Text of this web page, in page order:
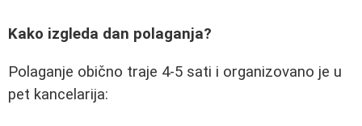
Kako izgleda dan polaganja?
Polaganje obično traje 4-5 sati i organizovano je u
pet kancelarija: